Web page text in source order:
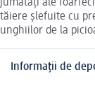
jumătăți ale
tăiere șlefuite cu
unghiilor de la
Informații de